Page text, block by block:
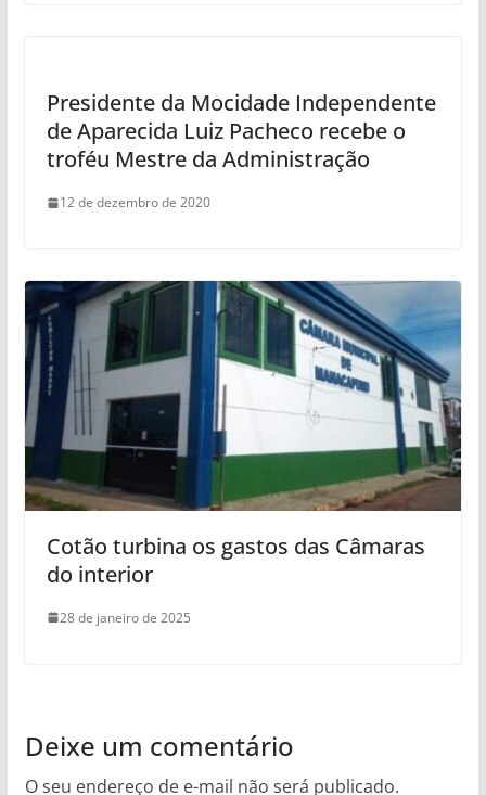
Presidente da Mocidade Independente
de Aparecida Luiz Pacheco recebe o
troféu Mestre da Administração
12 de dezembro de 2020
Cotão turbina os gastos das Câmaras
do interior
28 de janeiro de 2025
Deixe um comentário
O seu endereço de e-mail não será publicado.